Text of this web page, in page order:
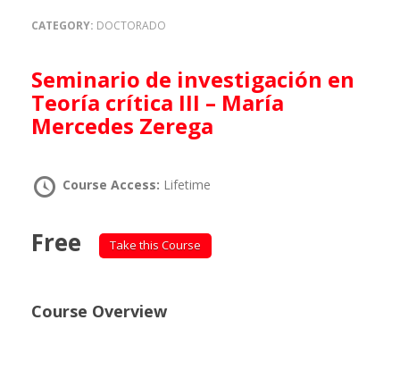
CATEGORY: DOCTORADO
Seminario de investigación en
Teoría crítica III – María
Mercedes Zerega
Course Access: Lifetime
Free Take this Course
Course Overview